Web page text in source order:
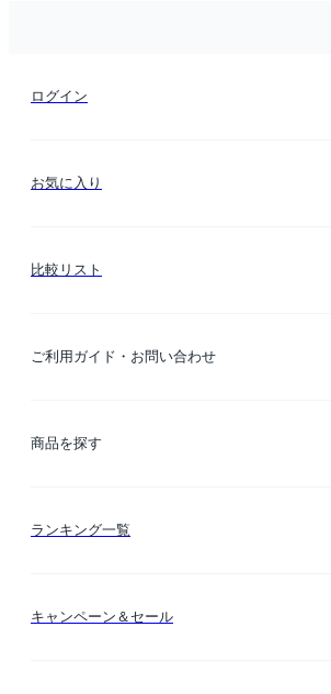
ログイン
お気に入り
比較リスト
ご利用ガイド・お問い合わせ
ご利用ガイド
商品を探す
カテゴリー検索
ランキング一覧
キャンペーン＆セール